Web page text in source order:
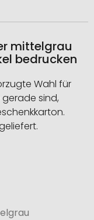
mittelgrau
bedrucken
Wahl für
gerade sind,